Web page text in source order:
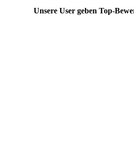
Unsere User geben Top-